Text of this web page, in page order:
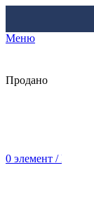
Меню
0 элемент / Br
Продано